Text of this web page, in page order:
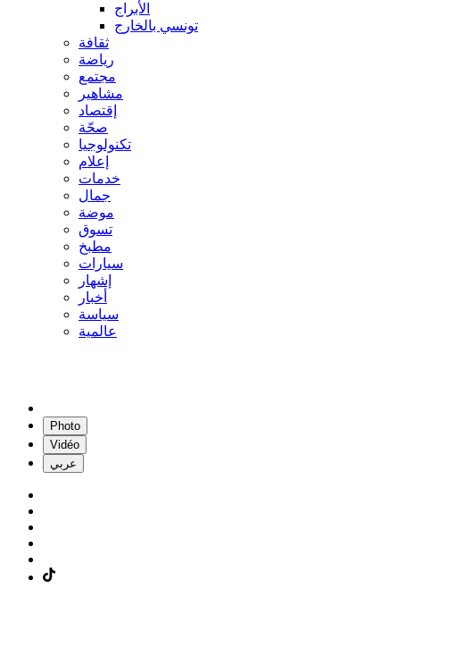
الأبراج
تونسي بالخارج
ثقافة
رياضة
مجتمع
مشاهير
إقتصاد
صحّة
تكنولوجيا
إعلام
خدمات
جمال
موضة
تسوق
مطبخ
سيارات
إشهار
أخبار
سياسة
عالمية
Photo
Vidéo
عربي